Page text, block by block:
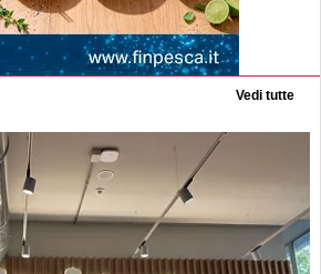
Vedi tutte